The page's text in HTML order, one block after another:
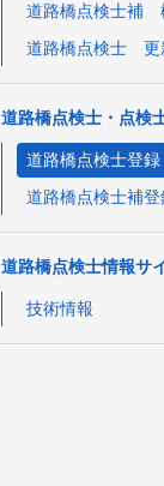
道路橋点検士補
道路橋点検士 更
道路橋点検士・点検
道路橋点検士登録
道路橋点検士補登
道路橋点検士情報サ
技術情報